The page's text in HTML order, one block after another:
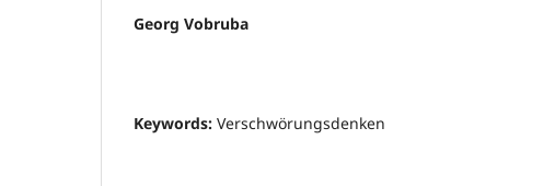
Georg Vobruba
Keywords: Verschwörungsdenken